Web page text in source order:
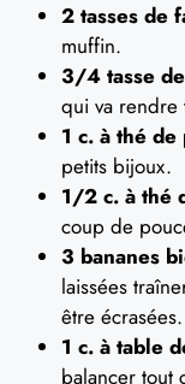
2 tasses de
muffin.
3/4 tasse
qui va rendre
1 c. à thé
petits bijoux.
1/2 c. à thé
coup de
3 bananes
laissées
être écrasées.
1 c. à table
balancer tout